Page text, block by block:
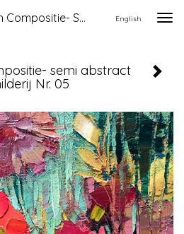
Justyna Gaja - Bloemen Compositie- Semi Abstract Schilderij Nr. 05 English
semi abstract
Nr. 05